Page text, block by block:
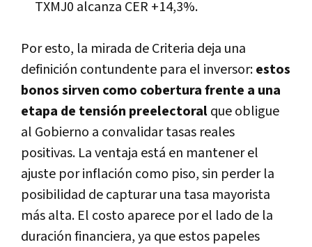
TXMJ0 alcanza CER +14,3%.
Por esto, la mirada de Criteria deja una
definición contundente para el inversor:estos
bonos sirven como cobertura frente a una
etapa de tensión preelectoralque obligue
al Gobierno a convalidar tasas reales
positivas. La ventaja está en mantener el
ajuste por inflación como piso, sin perder la
posibilidad de capturar una tasa mayorista
más alta. El costo aparece por el lado de la
duración financiera, ya que estos papeles